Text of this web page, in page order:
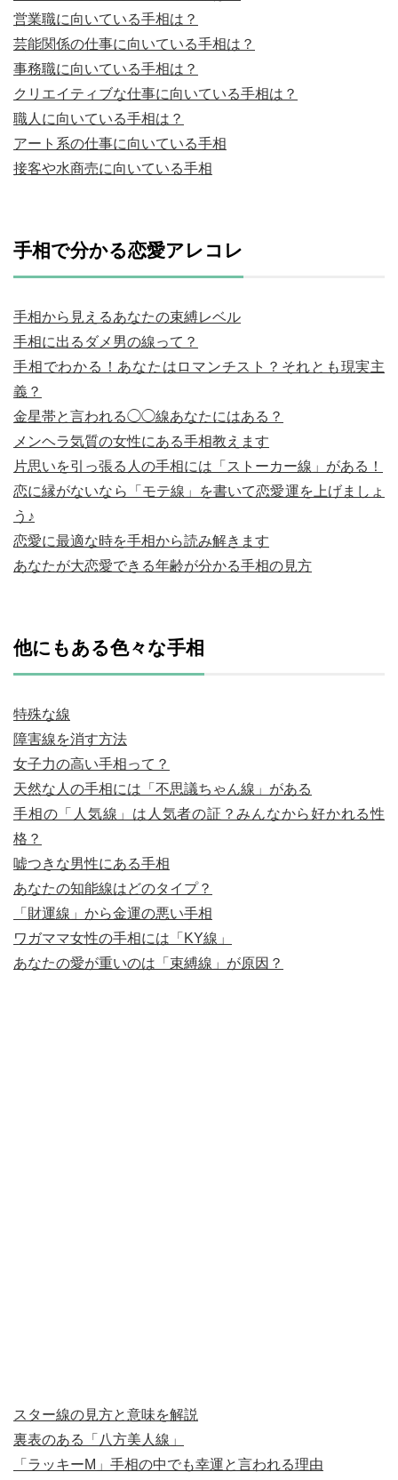
営業職に向いている手相は？
芸能関係の仕事に向いている手相は？
事務職に向いている手相は？
クリエイティブな仕事に向いている手相は？
職人に向いている手相は？
アート系の仕事に向いている手相
接客や水商売に向いている手相
手相で分かる恋愛アレコレ
手相から見えるあなたの束縛レベル
手相に出るダメ男の線って？
手相でわかる！あなたはロマンチスト？それとも現実主
義？
金星帯と言われる◯◯線あなたにはある？
メンヘラ気質の女性にある手相教えます
片思いを引っ張る人の手相には「ストーカー線」がある！
恋に縁がないなら「モテ線」を書いて恋愛運を上げましょ
う♪
恋愛に最適な時を手相から読み解きます
あなたが大恋愛できる年齢が分かる手相の見方
他にもある色々な手相
特殊な線
障害線を消す方法
女子力の高い手相って？
天然な人の手相には「不思議ちゃん線」がある
手相の「人気線」は人気者の証？みんなから好かれる性
格？
嘘つきな男性にある手相
あなたの知能線はどのタイプ？
「財運線」から金運の悪い手相
ワガママ女性の手相には「KY線」
あなたの愛が重いのは「束縛線」が原因？
スター線の見方と意味を解説
裏表のある「八方美人線」
「ラッキーM」手相の中でも幸運と言われる理由